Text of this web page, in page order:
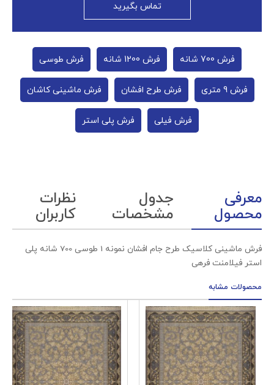
تماس بگیرید
فرش 700 شانه فرش 1200 شانه فرش طوسی
فرش 9 متری فرش طرح افشان فرش ماشینی کاشان
فرش فیلی فرش پلی استر
معرفی
محصول
جدول
مشخصات
نظرات
کاربران
فرش ماشینی کلاسیک طرح جام افشان نمونه 1 طوسی 700 شانه پلی
استر فیلامنت فرهی
محصولات مشابه